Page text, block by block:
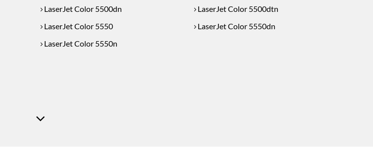
LaserJet Color 5500dn
LaserJet Color 5500dtn
LaserJet Color 5550
LaserJet Color 5550dn
LaserJet Color 5550n